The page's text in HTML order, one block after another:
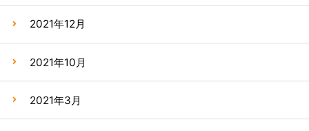
2021年12月
2021年10月
2021年3月